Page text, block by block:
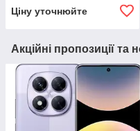
Ціну уточнюйте
Акційні пропозиції та